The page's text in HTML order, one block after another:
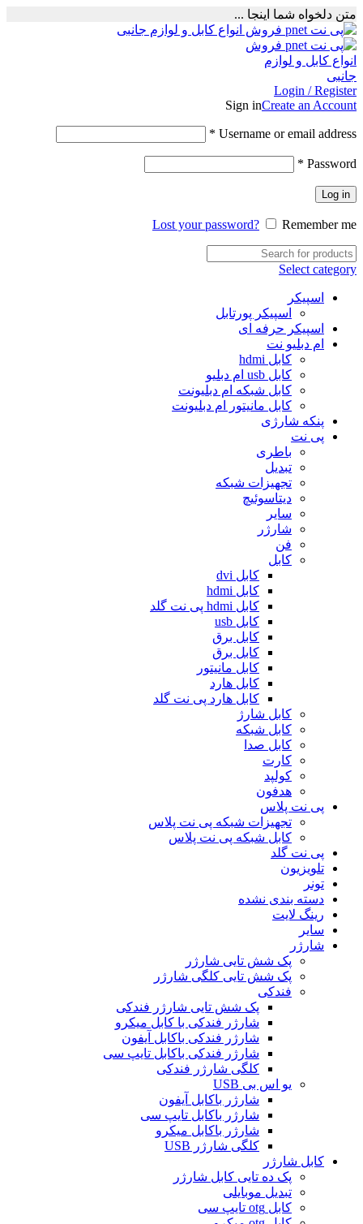
متن دلخواه شما اینجا ...
Login / Register
Sign inCreate an Account
Username or email address
*
Password
*
Log in
Lost your password? Remember me
Select category
اسپیکر
اسپیکر پورتابل
اسپیکر حرفه ای
ام دبلیو نت
کابل hdmi
کابل usb ام دبلیو
کابل شبکه ام دبلیونت
کابل مانیتور ام دبلیونت
پنکه شارژی
پی نت
باطری
تبدیل
تجهیزات شبکه
دیتاسوئیچ
سایر
شارژر
فن
کابل
کابل dvi
کابل hdmi
کابل hdmi پی نت گلد
کابل usb
کابل برق
کابل برق
کابل مانیتور
کابل هارد
کابل هارد پی نت گلد
کابل شارژ
کابل شبکه
کابل صدا
کارت
کولپد
هدفون
پی نت پلاس
تجهیزات شبکه پی نت پلاس
کابل شبکه پی نت پلاس
پی نت گلد
تلویزیون
تونر
دسته بندی نشده
رینگ لایت
سایر
شارژر
پک شش تایی شارژر
پک شش تایی کلگی شارژر
فندکی
پک شش تایی شارژر فندکی
شارژر فندکی با کابل میکرو
شارژر فندکی باکابل آیفون
شارژر فندکی باکابل تایپ سی
کلگی شارژر فندکی
یو اس بی USB
شارژر باکابل آیفون
شارژر باکابل تایپ سی
شارژر باکابل میکرو
کلگی شارژر USB
کابل شارژر
پک ده تایی کابل شارژر
تبدیل موبایلی
کابل otg تایپ سی